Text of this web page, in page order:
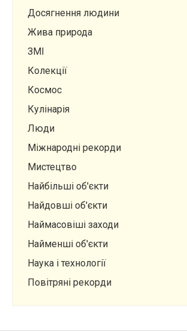
Досягнення людини
Жива природа
ЗМІ
Колекції
Космос
Кулінарія
Люди
Міжнародні рекорди
Мистецтво
Найбільші об'єкти
Найдовші об'єкти
Наймасовіші заходи
Найменші об'єкти
Наука і технології
Повітряні рекорди